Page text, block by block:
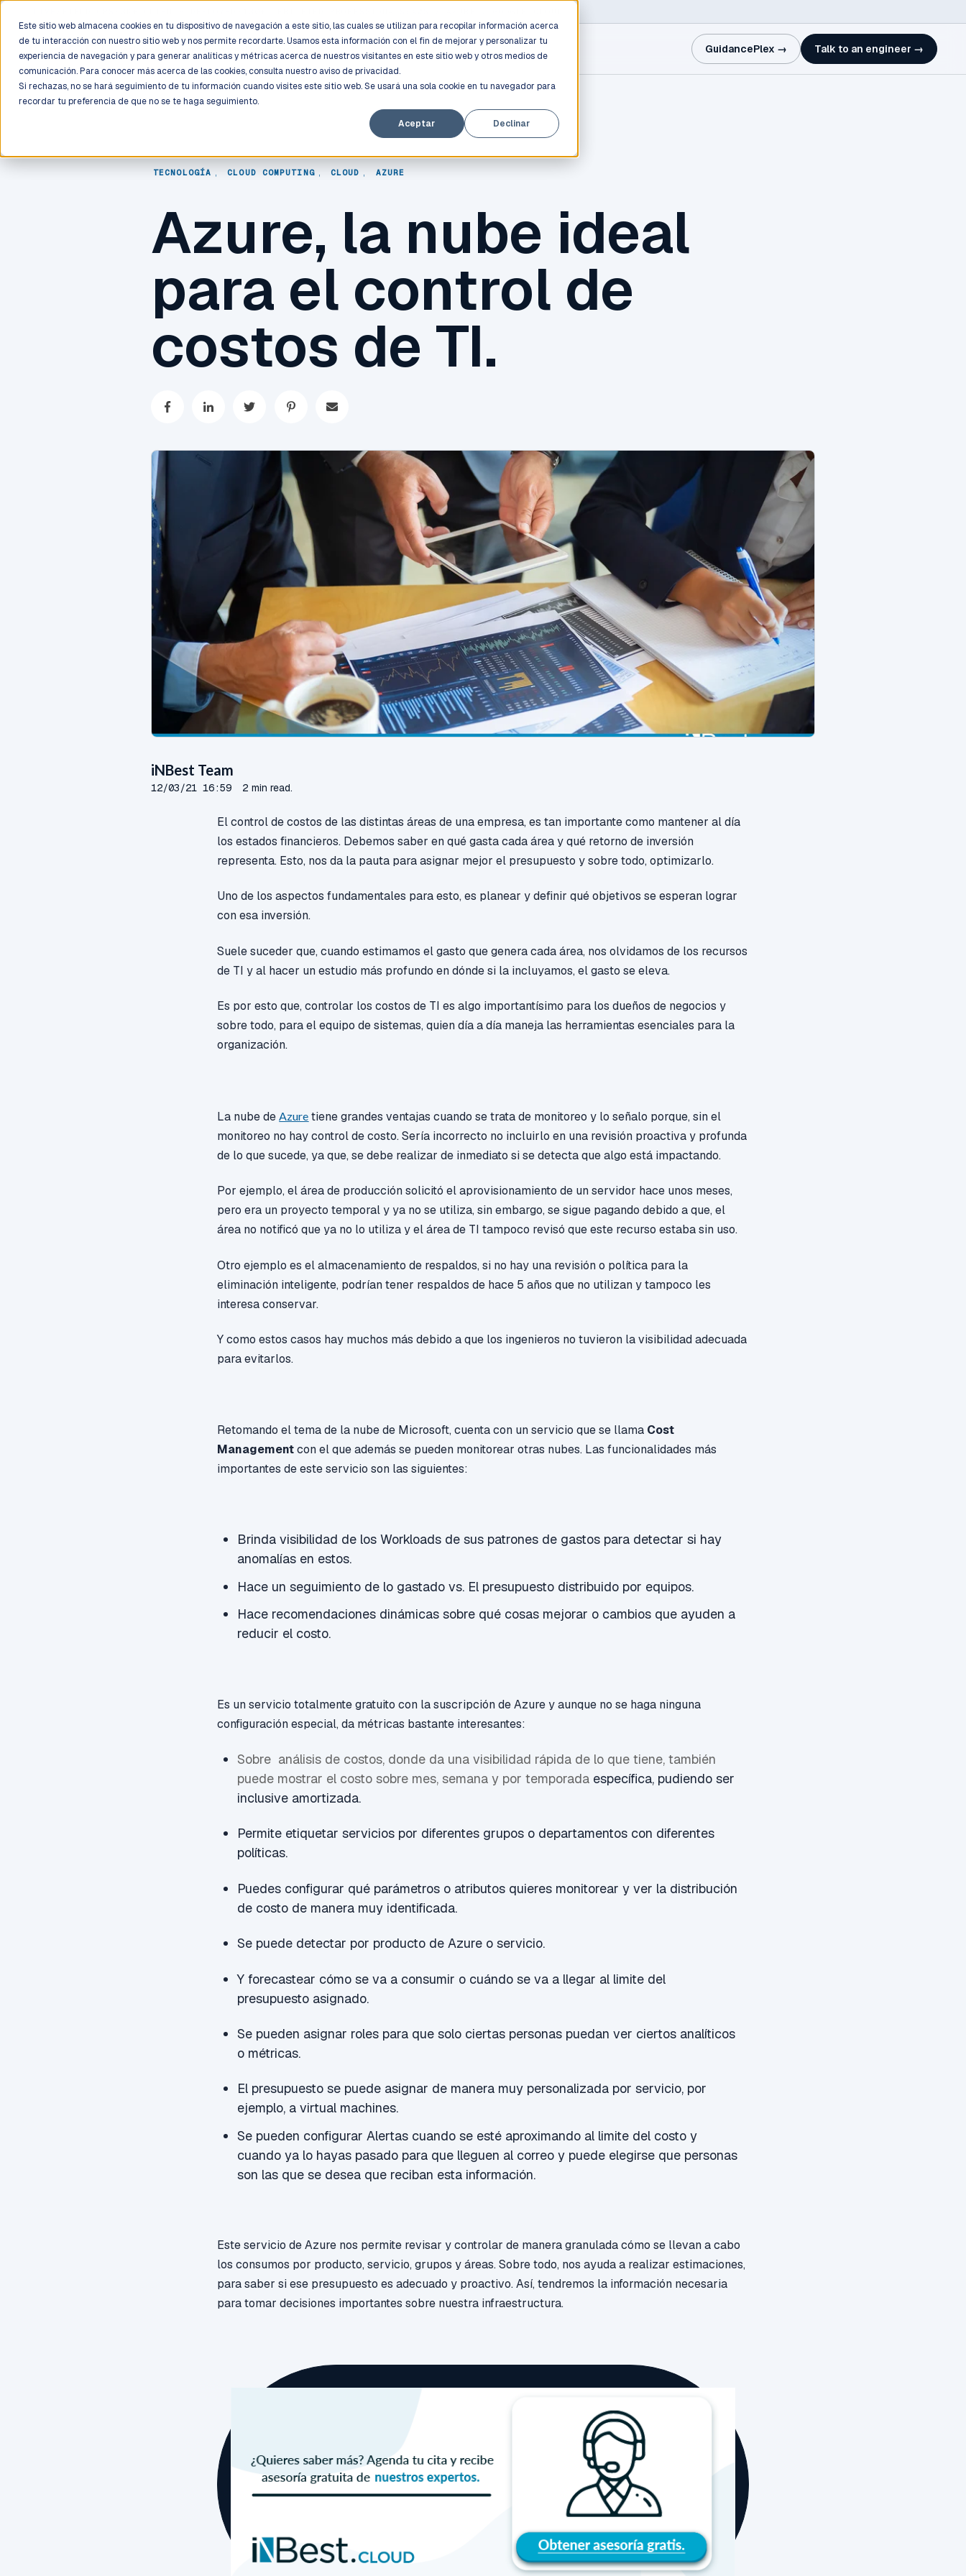
Este sitio web almacena cookies en tu dispositivo de navegación a este sitio, las cuales se utilizan para recopilar información acerca
de tu interacción con nuestro sitio web y nos permite recordarte. Usamos esta información con el fin de mejorar y personalizar tu
experiencia de navegación y para generar analíticas y métricas acerca de nuestros visitantes en este sitio web y otros medios de
comunicación. Para conocer más acerca de las cookies, consulta nuestro aviso de privacidad.
Si rechazas, no se hará seguimiento de tu información cuando visites este sitio web. Se usará una sola cookie en tu navegador para
recordar tu preferencia de que no se te haga seguimiento.
Aceptar
Declinar
Process GuidancePlex → Talk to an engineer →
TECNOLOGÍA CLOUD COMPUTING CLOUD AZURE
Azure, la nube ideal
para el control de
costos de TI.
iNBest Team
12/03/21 16:59 2 min read.
El control de costos de las distintas áreas de una empresa, es tan importante como mantener al día
los estados financieros. Debemos saber en qué gasta cada área y qué retorno de inversión
representa. Esto, nos da la pauta para asignar mejor el presupuesto y sobre todo,optimizarlo.
Uno de los aspectos fundamentales para esto, es planear y definir qué objetivos se esperan lograr
con esa inversión.
Suele suceder que, cuando estimamos el gasto que genera cada área, nos olvidamosde los recursos
de TI y al hacer un estudio más profundo en dónde si la incluyamos, el gasto se eleva.
Es por estoque,controlar los costos de TI es algo importantísimo para los dueños de negocios y
sobre todo, para el equipo de sistemas, quien día a día maneja las herramientas esenciales para la
organización.
La nube deAzure tiene grandes ventajas cuando se trata de monitoreo y lo señalo porque, sin el
monitoreo no hay control de costo.Sería incorrecto no incluirlo en una revisión proactiva y profunda
de lo que sucede, ya que, se debe realizar de inmediato si se detecta que algo está impactando.
Por ejemplo, el área de producción solicitó el aprovisionamiento de un servidor hace unos meses,
pero era un proyecto temporal y ya no se utiliza, sin embargo, se sigue pagando debido a que, el
área no notificó que ya no lo utiliza y el área de TI tampoco revisó que este recurso estaba sin uso.
Otro ejemplo es el almacenamiento de respaldos, si no hay una revisión o política para la
eliminación inteligente, podrían tener respaldos de hace 5 años que no utilizan y tampoco les
interesa conservar.
Y como estos casos hay muchos más debido a que los ingenieros no tuvieron la visibilidad adecuada
para evitarlos.
Retomando el tema de la nube de Microsoft, cuenta con un servicio que se llama Cost
Managementcon el que además se pueden monitorear otras nubes. Lasfuncionalidades más
importantes de este servicio son las siguientes:
Brinda visibilidad de los Workloads de sus patrones de gastos para detectar si hay
anomalías en estos.
Hace un seguimiento de lo gastado vs. El presupuesto distribuido por equipos.
Hace recomendaciones dinámicas sobre qué cosas mejorar o cambios que ayuden a
reducir el costo.
Es un servicio totalmente gratuito con la suscripción de Azure y aunque no se haga ninguna
configuración especial, da métricas bastante interesantes:
Sobre análisis de costos, donde da una visibilidad rápida de lo que tiene, también
puede mostrar el costo sobre mes, semana y por temporada específica, pudiendo ser
inclusive amortizada.
Permite etiquetar servicios por diferentes grupos o departamentos con diferentes
políticas.
Puedes configurar qué parámetros o atributos quieres monitorear y ver la distribución
de costo de manera muy identificada.
Se puede detectar por producto de Azure o servicio.
Y forecastear cómo se va a consumir o cuándo se va a llegar al limite del
presupuesto asignado.
Se pueden asignar roles para que solo ciertas personas puedan ver ciertos analíticos
o métricas.
El presupuesto se puede asignar de manera muy personalizada por servicio, por
ejemplo, a virtual machines.
Se pueden configurar Alertas cuando se esté aproximando al limite del costo y
cuando ya lo hayas pasado para que lleguen al correo y puede elegirse que personas
son las que se desea que reciban esta información.
Este servicio de Azure nos permite revisar y controlar de manera granulada cómo se llevan a cabo
los consumos por producto, servicio, grupos y áreas. Sobre todo, nos ayuda a realizar estimaciones,
para saber si ese presupuesto es adecuado y proactivo. Así, tendremos la información necesaria
para tomar decisiones importantes sobre nuestra infraestructura.